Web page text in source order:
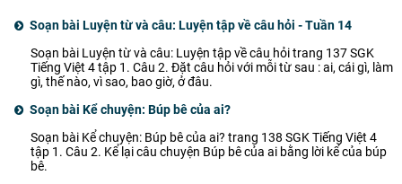
Soạn bài Luyện từ và câu: Luyện tập về câu hỏi - Tuần 14
Soạn bài Luyện từ và câu: Luyện tập về câu hỏi trang 137 SGK
Tiếng Việt 4 tập 1. Câu 2. Đặt câu hỏi với mỗi từ sau : ai, cái gì, làm
gì, thế nào, vì sao, bao giờ, ở đâu.
Soạn bài Kể chuyện: Búp bê của ai?
Soạn bài Kể chuyện: Búp bê của ai? trang 138 SGK Tiếng Việt 4
tập 1. Câu 2. Kể lại câu chuyện Búp bê của ai bằng lời kể của búp
bê.